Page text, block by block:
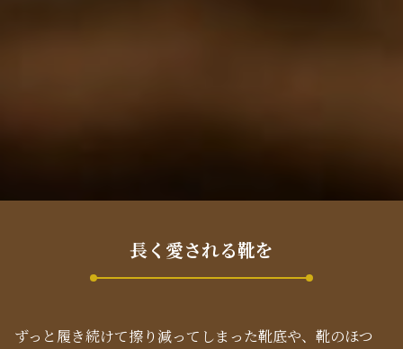
長く愛される靴を
ずっと履き続けて擦り減ってしまった靴底や、靴のほつ